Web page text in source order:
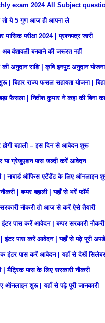
exam 2024 All Subject
तो ये 5 गुण आज ही आपना ले
मासिक परीक्षा 2024 | प्रश्नपत्र जारी
अब वंशावली बनवाने की जरूरत नहीं
की अनुदान राशि | कृषि इनपुट अनुदान
राज्य फसल सहायता योजना |
फैसला | नितीश कुमार ने कहा की बिना
होगी बहाली – इस दिन से आवेदन शुरू
या ग्रेजुएशन पास जल्दी करें आवेदन
| नाबार्ड ऑफिस एटेंडेंट के लिए ऑनलाइन
| बम्पर बहाली | यहाँ से भरें फॉर्म
नौकरी तो आज से करें ऐसे तैयारी
पास करें आवेदन | बम्पर सरकारी नौकरी
| इंटर पास करें आवेदन | यहाँ से पढ़े पूरी
इंटर पास करें आवेदन | यहाँ से देखें
| मैट्रिक पास के लिए सरकारी नौकरी
ऑनलाइन शुरू | यहाँ से पढ़े पूरी जानकारी